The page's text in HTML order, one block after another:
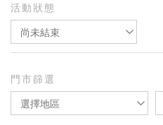
活動狀態
尚未結束
門市篩選
選擇地區